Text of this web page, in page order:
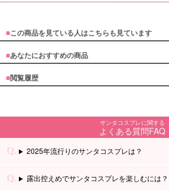
■この商品を見ている人はこちらも見ています
■あなたにおすすめの商品
■閲覧履歴
サンタコスプレに関する
よくある質問FAQ
2025年流行りのサンタコスプレは？
露出控えめでサンタコスプレを楽しむには？